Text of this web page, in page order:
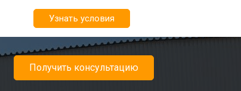
Узнать условия
Получить консультацию